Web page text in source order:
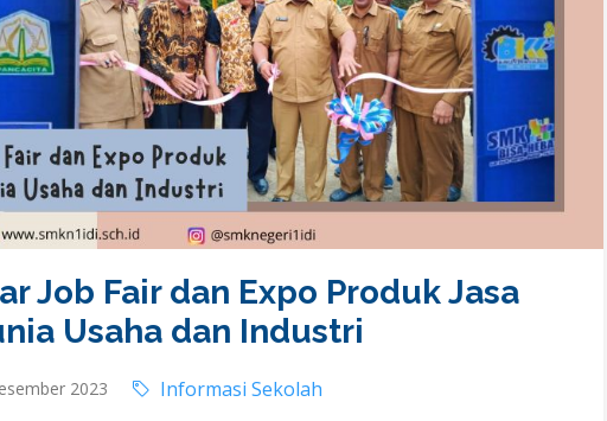
Job Fair dan Expo Produk Jasa
Usaha dan Industri
2023
Informasi Sekolah